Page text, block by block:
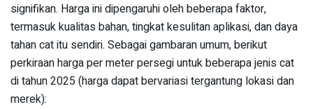
signifikan. Harga ini dipengaruhi oleh beberapa faktor,
termasuk kualitas bahan, tingkat kesulitan aplikasi, dan daya
tahan cat itu sendiri. Sebagai gambaran umum, berikut
perkiraan harga per meter persegi untuk beberapa jenis cat
di tahun 2025 (harga dapat bervariasi tergantung lokasi dan
merek):